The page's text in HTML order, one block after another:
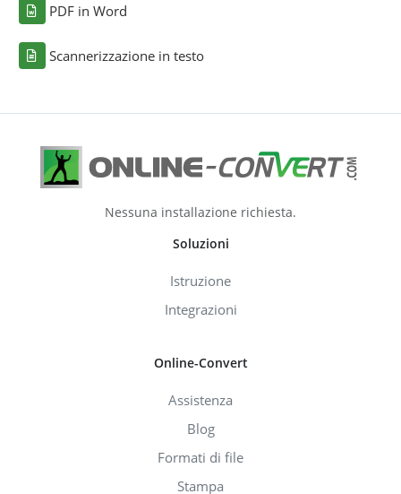
PDF in Word
Scannerizzazione in testo
Nessuna installazione richiesta.
Soluzioni
Istruzione
Integrazioni
Online-Convert
Assistenza
Blog
Formati di file
Stampa